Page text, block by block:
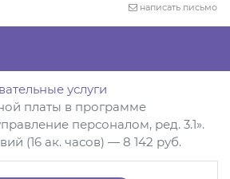
написать письмо
услуги
платы в программе
персоналом, ред. 3.1».
(16 ак. часов) — 8 142 руб.